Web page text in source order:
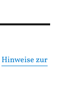
Hinweise zur